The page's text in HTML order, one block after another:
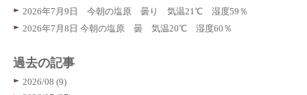
2026年7月9日 今朝の塩原 曇り 気温21℃ 湿度59％
2026年7月8日 今朝の塩原 曇 気温20℃ 湿度60％
過去の記事
2026/08 (9)